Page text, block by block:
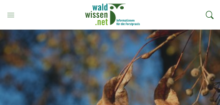
Toggle Menu